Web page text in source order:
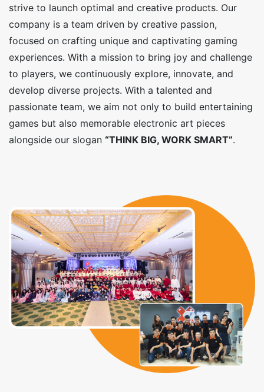
strive to launch optimal and creative products. Our
company is a team driven by creative passion,
focused on crafting unique and captivating gaming
experiences. With a mission to bring joy and challenge
to players, we continuously explore, innovate, and
develop diverse projects. With a talented and
passionate team, we aim not only to build entertaining
games but also memorable electronic art pieces
alongside our slogan “THINK BIG, WORK SMART”.